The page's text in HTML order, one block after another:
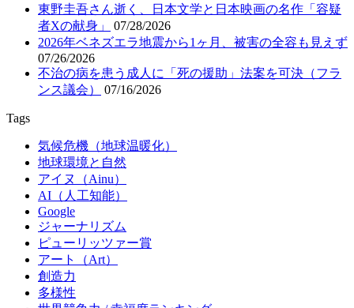
東野圭吾さん逝く、日本文学と日本映画の名作「容疑
者Xの献身」
07/28/2026
2026年ベネズエラ地震から1ヶ月、被害の全容も見えず
07/26/2026
不治の病を患う成人に「死の援助」法案を可決（フラ
ンス議会）
07/16/2026
Tags
気候危機（地球温暖化）
地球環境と自然
アイヌ（Ainu）
AI（人工知能）
Google
ジャーナリズム
ピューリッツァー賞
アート（Art）
創造力
多様性